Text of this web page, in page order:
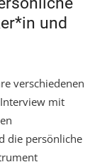
und
verschiedenen
mit
die persönliche